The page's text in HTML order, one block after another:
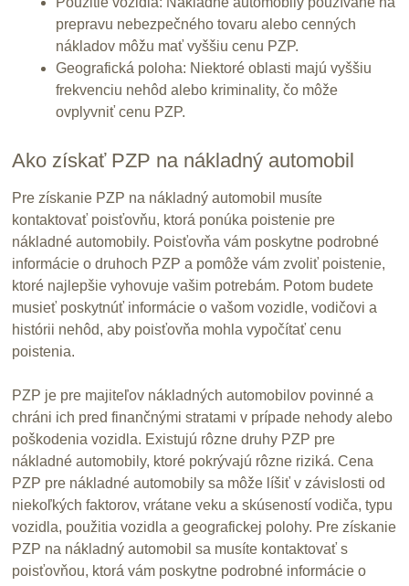
prepravu nebezpečného tovaru alebo cenných
nákladov môžu mať vyššiu cenu PZP.
Geografická poloha: Niektoré oblasti majú vyššiu
frekvenciu nehôd alebo kriminality, čo môže
ovplyvniť cenu PZP.
Ako získať PZP na nákladný automobil
Pre získanie PZP na nákladný automobil musíte
kontaktovať poisťovňu, ktorá ponúka poistenie pre
nákladné automobily. Poisťovňa vám poskytne podrobné
informácie o druhoch PZP a pomôže vám zvoliť poistenie,
ktoré najlepšie vyhovuje vašim potrebám. Potom budete
musieť poskytnúť informácie o vašom vozidle, vodičovi a
histórii nehôd, aby poisťovňa mohla vypočítať cenu
poistenia.
PZP je pre majiteľov nákladných automobilov povinné a
chráni ich pred finančnými stratami v prípade nehody alebo
poškodenia vozidla. Existujú rôzne druhy PZP pre
nákladné automobily, ktoré pokrývajú rôzne riziká. Cena
PZP pre nákladné automobily sa môže líšiť v závislosti od
niekoľkých faktorov, vrátane veku a skúseností vodiča, typu
vozidla, použitia vozidla a geografickej polohy. Pre získanie
PZP na nákladný automobil sa musíte kontaktovať s
poisťovňou, ktorá vám poskytne podrobné informácie o